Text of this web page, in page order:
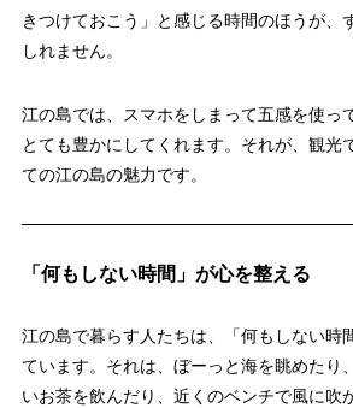
きつけておこう」と感じる時間のほうが、
しれません。
江の島では、スマホをしまって五感を使っ
とても豊かにしてくれます。それが、観光
ての江の島の魅力です。
「何もしない時間」が心を整える
江の島で暮らす人たちは、「何もしない時
ています。それは、ぼーっと海を眺めたり
いお茶を飲んだり、近くのベンチで風に吹